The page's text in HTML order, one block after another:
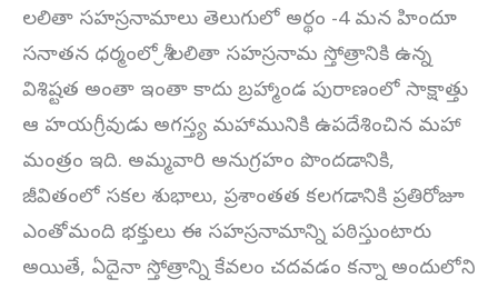
లలితా సహస్రనామాలు తెలుగులో అర్థం -4 మన హిందూ
సనాతన ధర్మంలో శ్రీ లలితా సహస్రనామ స్తోత్రానికి ఉన్న
విశిష్టత అంతా ఇంతా కాదు బ్రహ్మాండ పురాణంలో సాక్షాత్తు
ఆ హయగ్రీవుడు అగస్త్య మహామునికి ఉపదేశించిన మహా
మంత్రం ఇది. అమ్మవారి అనుగ్రహం పొందడానికి,
జీవితంలో సకల శుభాలు, ప్రశాంతత కలగడానికి ప్రతిరోజూ
ఎంతోమంది భక్తులు ఈ సహస్రనామాన్ని పఠిస్తుంటారు
అయితే, ఏదైనా స్తోత్రాన్ని కేవలం చదవడం కన్నా అందులోని